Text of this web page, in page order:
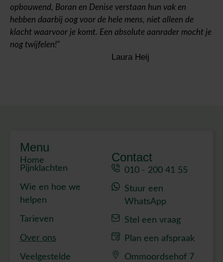
opbouwend, Boran en Denise verstaan hun vak en
hebben daarbij oog voor de hele mens, niet alleen de
klacht waarvoor je komt. Een absolute aanrader mocht je
nog twijfelen!"
Laura Heij
Menu
Home
Pijnklachten
Wie en hoe we
helpen
Tarieven
Over ons
Veelgestelde
Contact
010 - 200 41 55
Stuur een
WhatsApp
Stel een vraag
Plan een afspraak
Ommoordsehof 7